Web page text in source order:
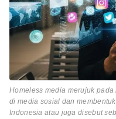
Homeless media merujuk
di media sosial dan
Indonesia atau juga disebut